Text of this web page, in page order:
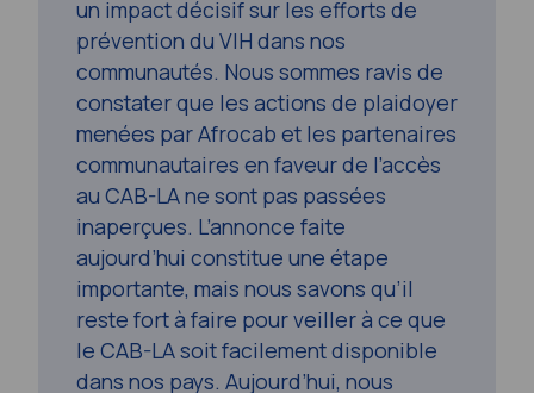
un impact décisif sur les efforts de
prévention du VIH dans nos
communautés. Nous sommes ravis de
constater que les actions de plaidoyer
menées par Afrocab et les partenaires
communautaires en faveur de l’accès
au CAB-LA ne sont pas passées
inaperçues. L’annonce faite
aujourd’hui constitue une étape
importante, mais nous savons qu’il
reste fort à faire pour veiller à ce que
le CAB-LA soit facilement disponible
dans nos pays. Aujourd’hui, nous